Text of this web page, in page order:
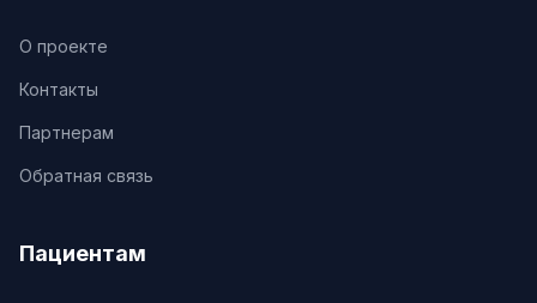
О проекте
Контакты
Партнерам
Обратная связь
Пациентам